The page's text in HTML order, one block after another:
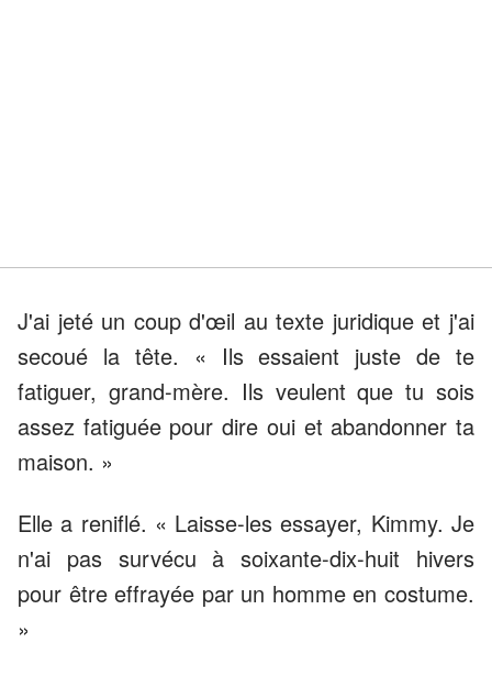
J'ai jeté un coup d'œil au texte juridique et j'ai
secoué la tête. « Ils essaient juste de te
fatiguer, grand-mère. Ils veulent que tu sois
assez fatiguée pour dire oui et abandonner ta
maison. »
Elle a reniflé. « Laisse-les essayer, Kimmy. Je
n'ai pas survécu à soixante-dix-huit hivers
pour être effrayée par un homme en costume.
»